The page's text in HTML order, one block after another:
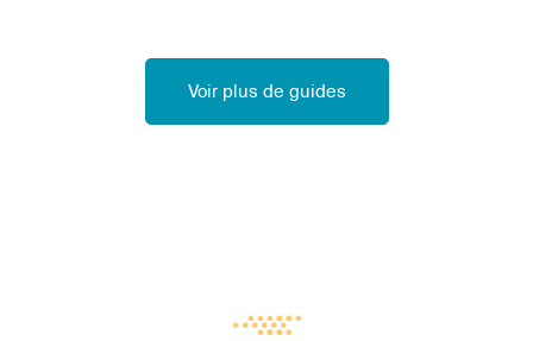
Voir plus de guides